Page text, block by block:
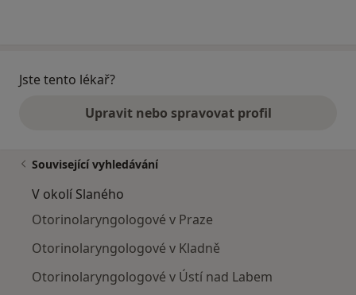
Jste tento lékař?
Upravit nebo spravovat profil
Související vyhledávání
V okolí Slaného
Otorinolaryngologové v Praze
Otorinolaryngologové v Kladně
Otorinolaryngologové v Ústí nad Labem